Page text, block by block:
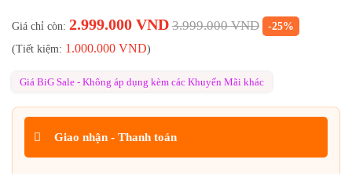
Giá chỉ còn: 2.999.000 VND 3.999.000VND
-25%
(Tiết kiệm: 1.000.000 VND)
Giá BiG Sale - Không áp dụng kèm các Khuyến Mãi khác
Giao nhận - Thanh toán